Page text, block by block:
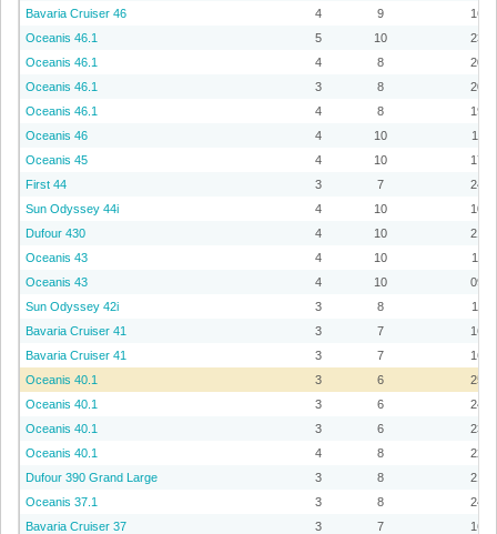
Bavaria Cruiser 46
4 9
16
Oceanis 46.1
5 10
23
Oceanis 46.1
4 8
20
Oceanis 46.1
3 8
20
Oceanis 46.1
4 8
19
Oceanis 46
4 10
11
Oceanis 45
4 10
17
First 44
3 7
24
Sun Odyssey 44i
4 10
10
Dufour 430
4 10
21
Oceanis 43
4 10
11
Oceanis 43
4 10
09
Sun Odyssey 42i
3 8
11
Bavaria Cruiser 41
3 7
16
Bavaria Cruiser 41
3 7
16
Oceanis 40.1
3 6
25
Oceanis 40.1
3 6
24
Oceanis 40.1
3 6
23
Oceanis 40.1
4 8
22
Dufour 390 Grand Large
3 8
21
Oceanis 37.1
3 8
24
Bavaria Cruiser 37
3 7
16